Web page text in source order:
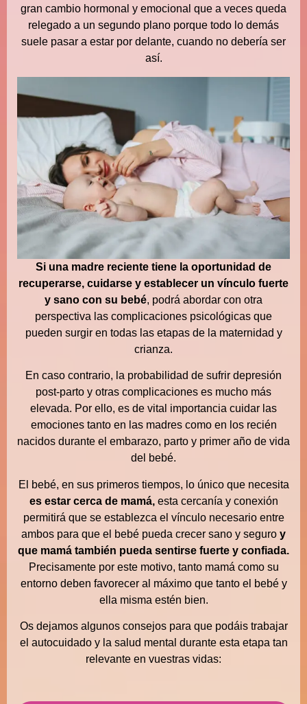
gran cambio hormonal y emocional que a veces queda
relegado a un segundo plano porque todo lo demás
suele pasar a estar por delante, cuando no debería ser
así.
Si una madre reciente tiene la oportunidad de
recuperarse, cuidarse y establecer un vínculo fuerte
y sano con su bebé, podrá abordar con otra
perspectiva las complicaciones psicológicas que
pueden surgir en todas las etapas de la maternidad y
crianza.
En caso contrario, la probabilidad de sufrir depresión
post-parto y otras complicaciones es mucho más
elevada. Por ello, es de vital importancia cuidar las
emociones tanto en las madres como en los recién
nacidos durante el embarazo, parto y primer año de vida
del bebé.
El bebé, en sus primeros tiempos, lo único que necesita
es estar cerca de mamá,esta cercanía y conexión
permitirá que se establezca el vínculo necesario entre
ambos para que el bebé pueda crecer sano y seguro y
que mamá también pueda sentirse fuerte y confiada.
Precisamente por este motivo, tanto mamá como su
entorno deben favorecer al máximo que tanto el bebé y
ella misma estén bien.
Os dejamos algunos consejos para que podáis trabajar
el autocuidado y la salud mental durante esta etapa tan
relevante en vuestras vidas: